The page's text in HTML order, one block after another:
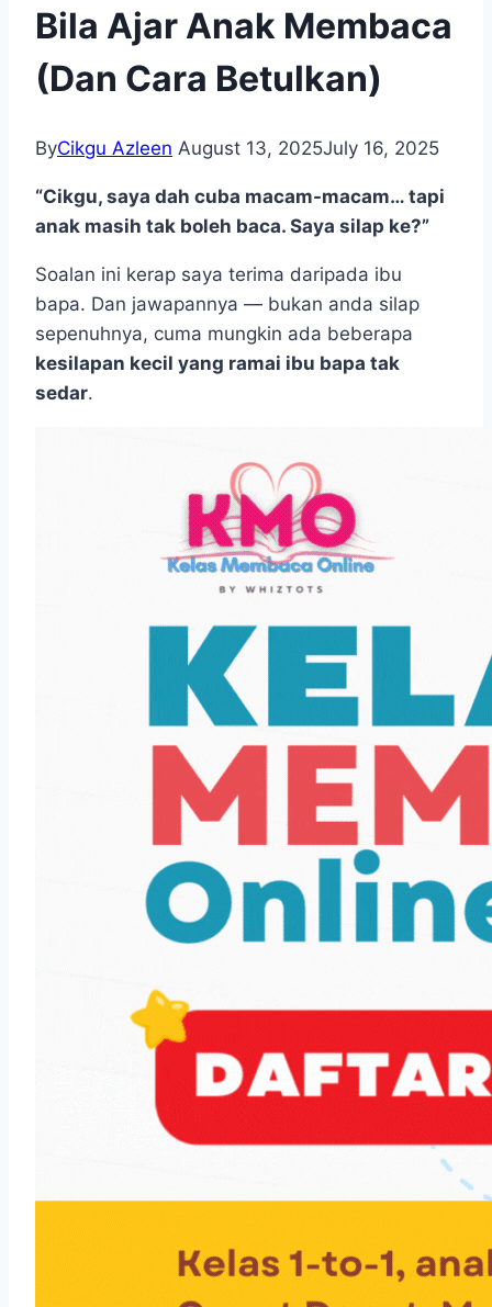
Bila Ajar Anak Membaca
(Dan Cara Betulkan)
ByCikgu Azleen August 13, 2025July 16, 2025
“Cikgu, saya dah cuba macam-macam… tapi
anak masih tak boleh baca. Saya silap ke?”
Soalan ini kerap saya terima daripada ibu
bapa. Dan jawapannya — bukan anda silap
sepenuhnya, cuma mungkin ada beberapa
kesilapan kecil yang ramai ibu bapa tak
sedar.